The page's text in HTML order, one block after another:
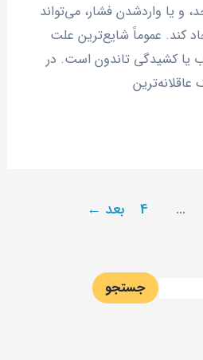
و یا واردشدن فشار، می‌تواند
کند. عموماً شایع‌ترین علت
یا کشیدگی تاندون است. در
…
4 بعد ←
جستجو